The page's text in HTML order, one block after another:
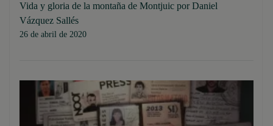
Vida y gloria de la montaña de Montjuic por Daniel
Vázquez Sallés
26 de abril de 2020